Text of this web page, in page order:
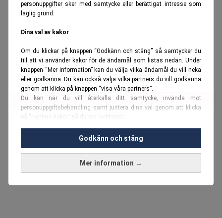
personuppgifter sker med samtycke eller berättigat intresse som
laglig grund.
Dina val av kakor
Om du klickar på knappen “Godkänn och stäng” så samtycker du
till att vi använder kakor för de ändamål som listas nedan. Under
knappen “Mer information” kan du välja vilka ändamål du vill neka
eller godkänna. Du kan också välja vilka partners du vill godkänna
genom att klicka på knappen “visa våra partners”.
Du kan när du vill återkalla ditt samtycke, invända mot
personuppgiftsbehandling samt justera dina val genom att klicka
på “hantera kakor” på denna webbplats.
Du kan fördjupa dig ytterligare i vårcookie-policy
Vi använder kakor och personuppgifter för dessa syften:
Nödvändiga cookies och liknande tekniker, anpassning av
Mer information →
Godkänn och stäng